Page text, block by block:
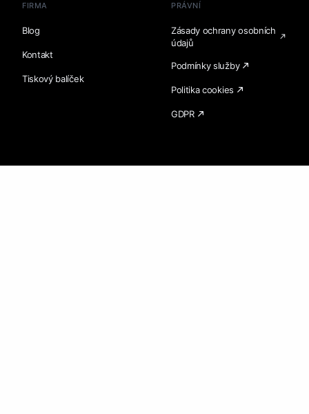
FIRMA
Blog
Kontakt
Tiskový balíček
PRÁVNÍ
Zásady ochrany osobních
údajů
Podmínky služby
Politika cookies
GDPR